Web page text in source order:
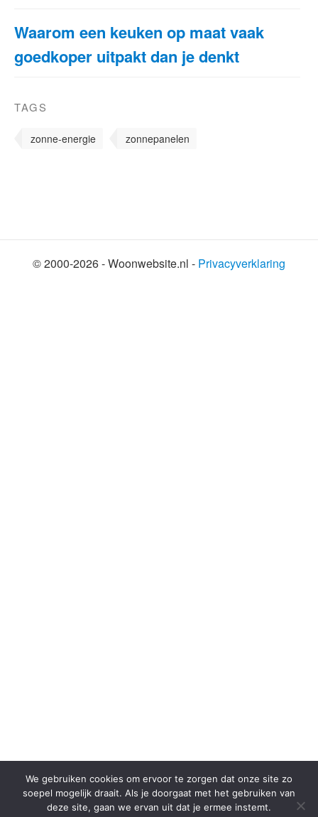
Waarom een keuken op maat vaak
goedkoper uitpakt dan je denkt
TAGS
zonne-energie zonnepanelen
© 2000-2026 - Woonwebsite.nl - Privacyverklaring
We gebruiken cookies om ervoor te zorgen dat onze site zo
soepel mogelijk draait. Als je doorgaat met het gebruiken van
deze site, gaan we ervan uit dat je ermee instemt.